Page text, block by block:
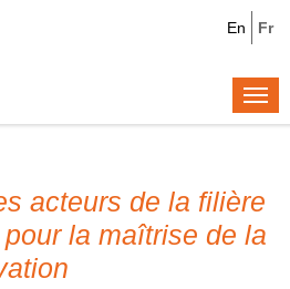
Fr
En
acteurs de la filière
la maîtrise de la